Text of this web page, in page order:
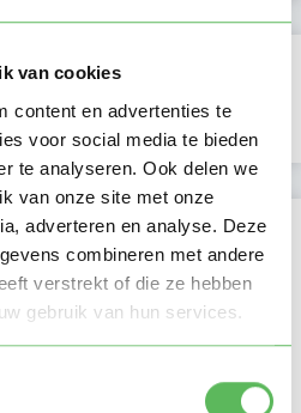
van cookies
content en advertenties te
voor social media te bieden
te analyseren. Ook delen we
van onze site met onze
adverteren en analyse. Deze
combineren met andere
verstrekt of die ze hebben
gebruik van hun services.
(Assen)